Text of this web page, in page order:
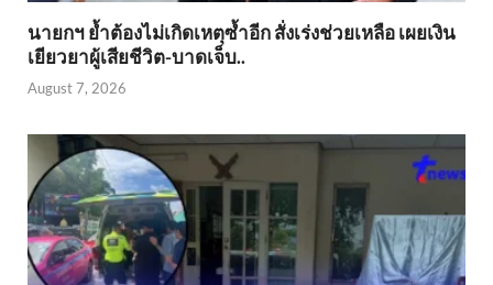
นายกฯ ย้ำต้องไม่เกิดเหตุซ้ำอีก สั่งเร่งช่วยเหลือ เผยเงิน
เยียวยาผู้เสียชีวิต-บาดเจ็บ..
August 7, 2026